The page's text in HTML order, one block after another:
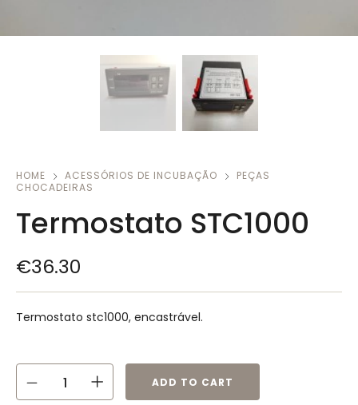
HOME ACESSÓRIOS DE INCUBAÇÃO
PEÇAS
CHOCADEIRAS
Termostato STC1000
€36.30
Termostato stc1000, encastrável.
ADD TO CART